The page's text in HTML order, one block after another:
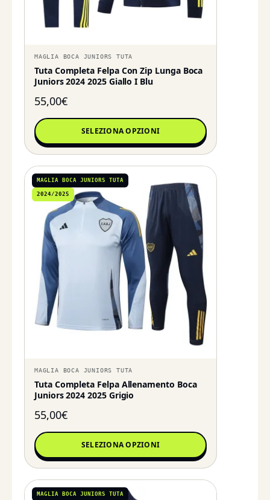
MAGLIA BOCA JUNIORS TUTA
Tuta Completa Felpa Con Zip Lunga Boca
Juniors 2024 2025 Giallo I Blu
55,00€
SELEZIONA OPZIONI
MAGLIA BOCA JUNIORS TUTA
2024/2025
MAGLIA BOCA JUNIORS TUTA
Tuta Completa Felpa Allenamento Boca
Juniors 2024 2025 Grigio
55,00€
SELEZIONA OPZIONI
MAGLIA BOCA JUNIORS TUTA